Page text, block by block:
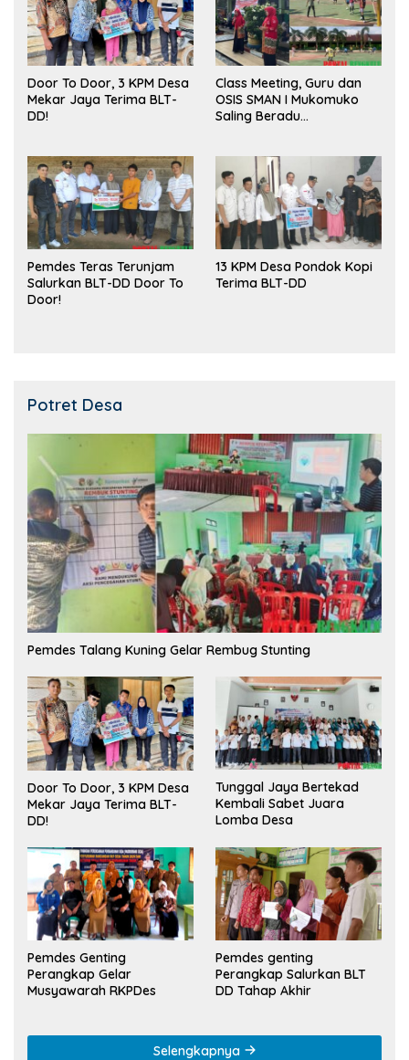
Door To Door, 3 KPM Desa
Mekar Jaya Terima BLT-
DD!
Class Meeting, Guru dan
OSIS SMAN I Mukomuko
Saling Beradu
Pemdes Teras Terunjam
Salurkan BLT-DD Door To
Door!
13 KPM Desa Pondok Kopi
Terima BLT-DD
Potret Desa
Pemdes Talang Kuning Gelar Rembug Stunting
Door To Door, 3 KPM Desa
Mekar Jaya Terima BLT-
DD!
Tunggal Jaya Bertekad
Kembali Sabet Juara
Lomba Desa
Pemdes Genting
Perangkap Gelar
Musyawarah RKPDes
Pemdes genting
Perangkap Salurkan BLT
DD Tahap Akhir
Selengkapnya